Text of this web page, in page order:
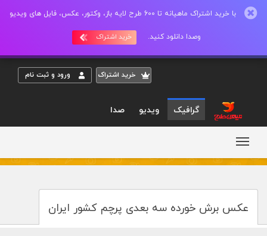
با خرید اشتراک ماهیانه تا 600 طرح لایه باز، وکتور، عکس، فایل های ویدیو
وصدا دانلود کنید. خرید اشتراک
خريد اشتراک ورود و ثبت نام
گرافیک ویدیو صدا
عکس برش خورده سه بعدی پرچم کشور ایران